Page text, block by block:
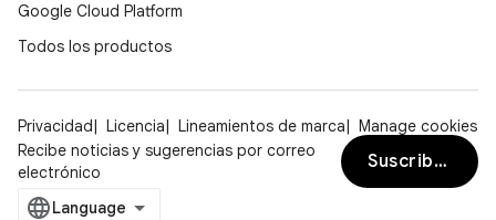
Google Cloud Platform
Todos los productos
Privacidad Licencia Lineamientos de marca
Manage cookies
Recibe noticias y sugerencias por correo
electrónico
Suscribirse